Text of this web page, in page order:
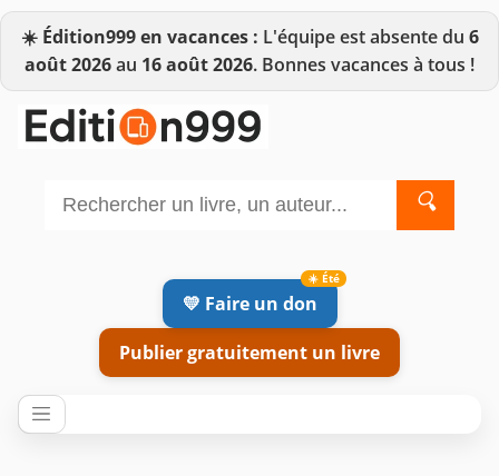
☀️ Édition999 en vacances : L'équipe est absente du 6
août 2026au 16 août 2026. Bonnes vacances à tous !
🔍
💛 Faire un don
Publier gratuitement un livre